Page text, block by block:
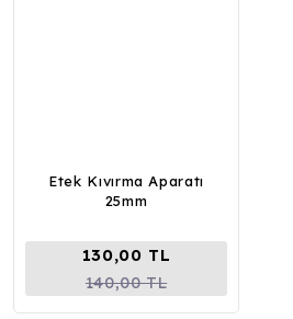
Etek Kıvırma Aparatı
25mm
130,00 TL
140,00 TL